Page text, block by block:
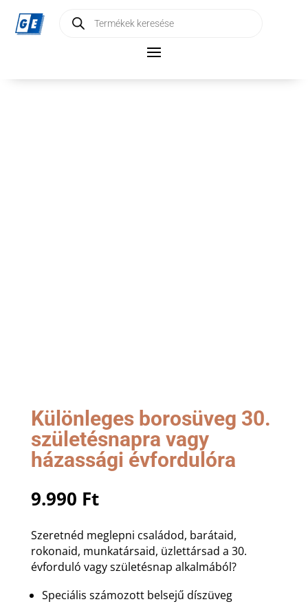
search
Különleges borosüveg 30.
születésnapra vagy
házassági évfordulóra
9.990 Ft
Szeretnéd meglepni családod, barátaid,
rokonaid, munkatársaid, üzlettársad a 30.
évforduló vagy születésnap alkalmából?
Speciális számozott belsejű díszüveg